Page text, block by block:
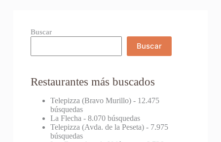
Buscar
Buscar
Restaurantes más buscados
Telepizza (Bravo Murillo)- 12.475
búsquedas
La Flecha - 8.070 búsquedas
Telepizza (Avda. de la Peseta)- 7.975
búsquedas